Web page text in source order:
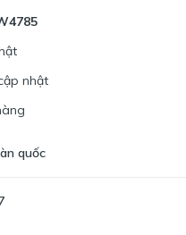
nhật
quốc